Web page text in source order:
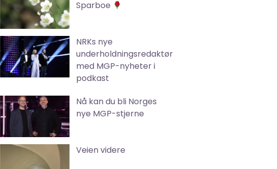
Sparboe
NRKs nye
underholdningsredaktør
med MGP-nyheter i
podkast
Nå kan du bli Norges
nye MGP-stjerne
Veien videre